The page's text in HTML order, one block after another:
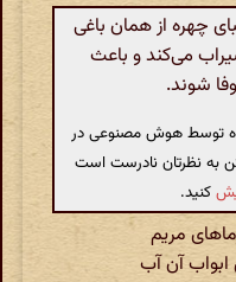
چهره از همان باغی
می‌کند و باعث
شوند.
توسط هوش مصنوعی در
به نظرتان نادرست است
کنید.
مریم
آن آب